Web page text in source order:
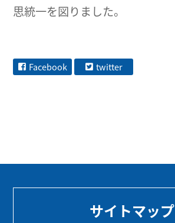
思統一を図りました。
Facebook twitter
サイトマップ